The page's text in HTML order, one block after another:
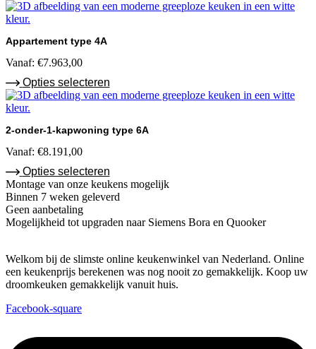
Appartement type 4A
Vanaf: €7.963,00
Opties selecteren
2-onder-1-kapwoning type 6A
Vanaf: €8.191,00
Opties selecteren
Montage van onze keukens mogelijk
Binnen 7 weken geleverd
Geen aanbetaling
Mogelijkheid tot upgraden naar Siemens Bora en Quooker
Welkom bij de slimste online keukenwinkel van Nederland. Online
een keukenprijs berekenen was nog nooit zo gemakkelijk. Koop uw
droomkeuken gemakkelijk vanuit huis.
Facebook-square